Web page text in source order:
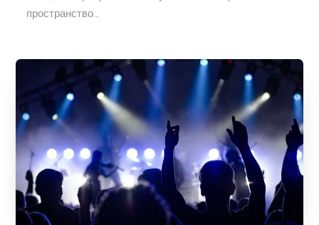
пространство...